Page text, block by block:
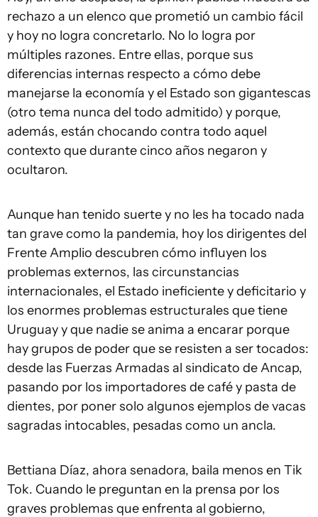
rechazo a un elenco que prometió un cambio fácil
y hoy no logra concretarlo. No lo logra por
múltiples razones. Entre ellas, porque sus
diferencias internas respecto a cómo debe
manejarse la economía y el Estado son gigantescas
(otro tema nunca del todo admitido) y porque,
además, están chocando contra todo aquel
contexto que durante cinco años negaron y
ocultaron.
Aunque han tenido suerte y no les ha tocado nada
tan grave como la pandemia, hoy los dirigentes del
Frente Amplio descubren cómo influyen los
problemas externos, las circunstancias
internacionales, el Estado ineficiente y deficitario y
los enormes problemas estructurales que tiene
Uruguay y que nadie se anima a encarar porque
hay grupos de poder que se resisten a ser tocados:
desde las Fuerzas Armadas al sindicato de Ancap,
pasando por los importadores de café y pasta de
dientes, por poner solo algunos ejemplos de vacas
sagradas intocables, pesadas como un ancla.
Bettiana Díaz, ahora senadora, baila menos en Tik
Tok. Cuando le preguntan en la prensa por los
graves problemas que enfrenta al gobierno,